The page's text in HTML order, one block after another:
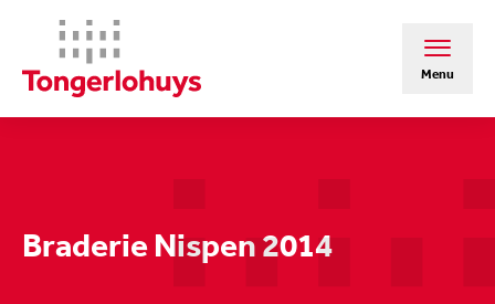
Menu
Braderie Nispen 2014